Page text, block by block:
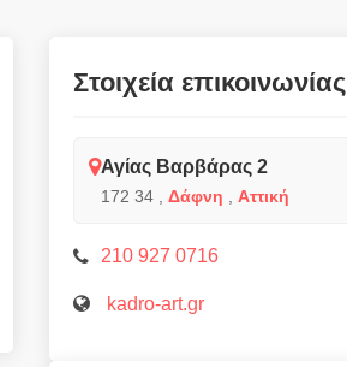
Στοιχεία επικοινωνίας
Αγίας Βαρβάρας 2
172 34 Δάφνη Αττική
210 927 0716
kadro-art.gr